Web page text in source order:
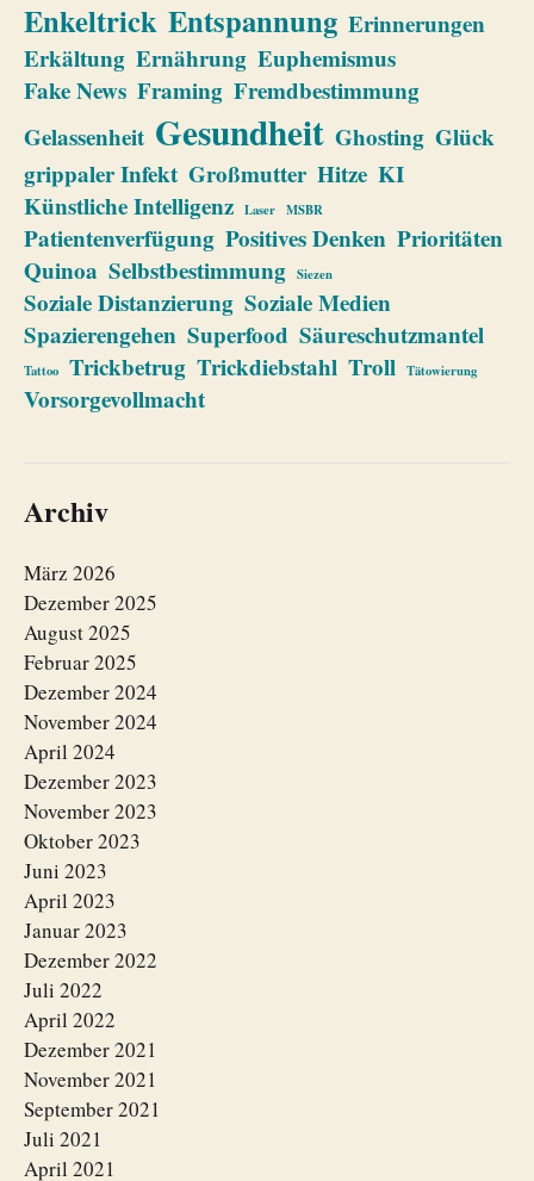
Enkeltrick Entspannung Erinnerungen
Erkältung Ernährung Euphemismus
Fake News Framing Fremdbestimmung
Gelassenheit Gesundheit Ghosting Glück
grippaler Infekt Großmutter Hitze KI
Künstliche Intelligenz Laser MSBR
Patientenverfügung Positives Denken Prioritäten
Quinoa Selbstbestimmung Siezen
Soziale Distanzierung Soziale Medien
Spazierengehen Superfood Säureschutzmantel
Tattoo Trickbetrug Trickdiebstahl Troll Tätowierung
Vorsorgevollmacht
Archiv
März 2026
Dezember 2025
August 2025
Februar 2025
Dezember 2024
November 2024
April 2024
Dezember 2023
November 2023
Oktober 2023
Juni 2023
April 2023
Januar 2023
Dezember 2022
Juli 2022
April 2022
Dezember 2021
November 2021
September 2021
Juli 2021
April 2021